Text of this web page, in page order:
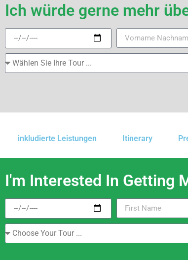
Ich würde gerne mehr
inkludierte Leistungen Itinerary
I'm Interested In Getting